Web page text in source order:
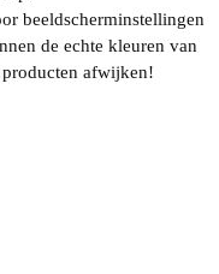
beeldscherminstellingen
de echte kleuren van
producten afwijken!